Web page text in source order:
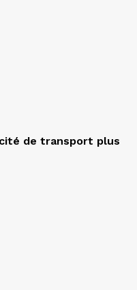
de transport plus